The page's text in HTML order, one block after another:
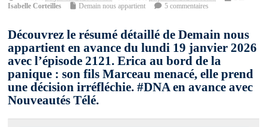
Isabelle Corteilles
Demain nous appartient 5 commentaires
Découvrez le résumé détaillé de Demain nous
appartient en avance du lundi 19 janvier 2026
avec l’épisode 2121. Erica au bord de la
panique : son fils Marceau menacé, elle prend
une décision irréfléchie. #DNA en avance avec
Nouveautés Télé.